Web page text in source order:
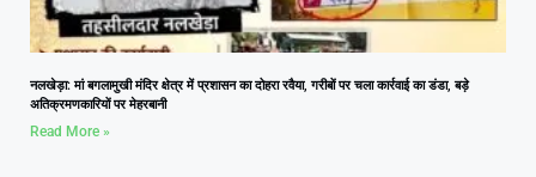
नलखेड़ा: मां बगलामुखी मंदिर क्षेत्र में प्रशासन का दोहरा रवैया, गरीबों पर चला कार्रवाई का डंडा, बड़े
अतिक्रमणकारियों पर मेहरबानी
Read More »